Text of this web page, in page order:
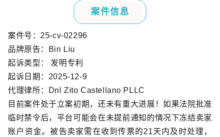
案件信息
案件号： 25-cv-02296
品牌原告：
Bin Liu
起诉类型： 发明专利
起诉日期： 2025-12-9
代理律所：
Dnl Zito Castellano PLLC
目前案件处于立案初期，还未有重大进展！如果法院批准
临时禁令后，平台可能会在未提前通知的情况下冻结卖家
账户资金。被告卖家需在收到传票的21天内及时处理，